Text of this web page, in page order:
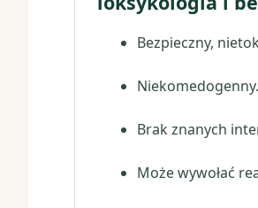
Bezpieczny,
Niekomedogenny.
Brak znanych
Może wywołać